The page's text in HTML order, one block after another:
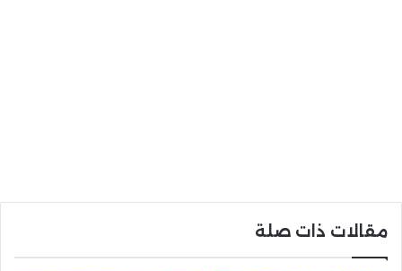
مقالات ذات صلة